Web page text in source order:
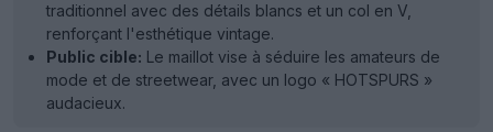
traditionnel avec des détails blancs et un col en V,
renforçant l'esthétique vintage.
Public cible: Le maillot vise à séduire les amateurs de
mode et de streetwear, avec un logo « HOTSPURS »
audacieux.